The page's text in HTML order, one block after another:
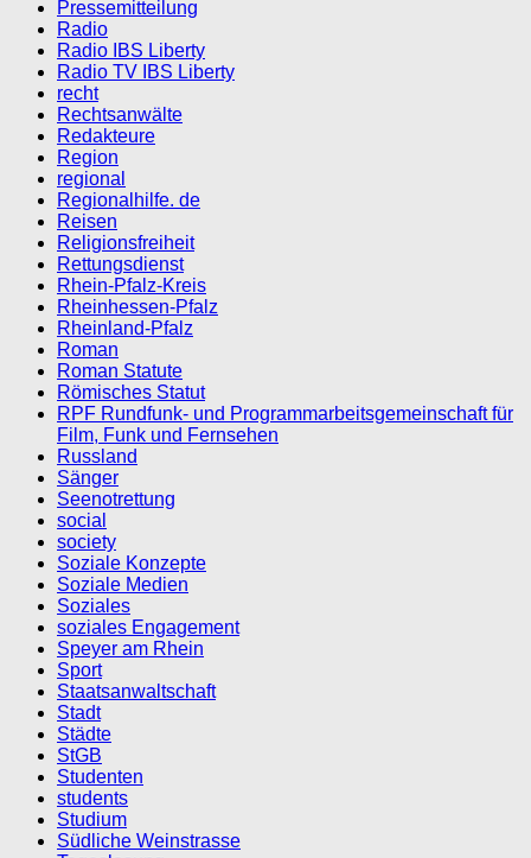
Pressemitteilung
Radio
Radio IBS Liberty
Radio TV IBS Liberty
recht
Rechtsanwälte
Redakteure
Region
regional
Regionalhilfe. de
Reisen
Religionsfreiheit
Rettungsdienst
Rhein-Pfalz-Kreis
Rheinhessen-Pfalz
Rheinland-Pfalz
Roman
Roman Statute
Römisches Statut
RPF Rundfunk- und Programmarbeitsgemeinschaft für
Film, Funk und Fernsehen
Russland
Sänger
Seenotrettung
social
society
Soziale Konzepte
Soziale Medien
Soziales
soziales Engagement
Speyer am Rhein
Sport
Staatsanwaltschaft
Stadt
Städte
StGB
Studenten
students
Studium
Südliche Weinstrasse